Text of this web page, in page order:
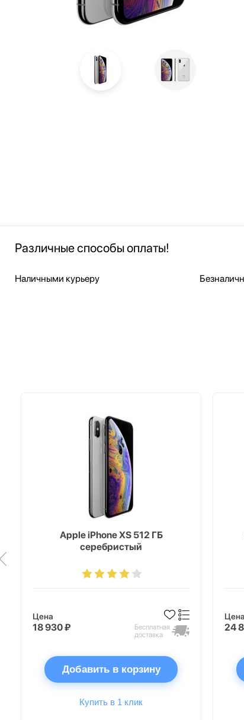
Различные способы оплаты!
Наличными курьеру
Apple iPhone XS 512 ГБ
серебристый
Цена
18 930 ₽
Бесплатная
доставка
Добавить в корзину
Купить в 1 клик
Цена
24